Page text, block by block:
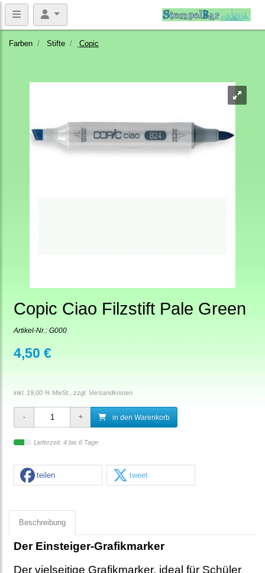
Farben Stifte Copic
Copic Ciao Filzstift Pale Green
Artikel-Nr.: G000
4,50 €
inkl. 19,00 % MwSt., zzgl. Versandkosten
in den Warenkorb
Lieferzeit: 4 bis 6 Tage
teilen tweet
Beschreibung
Der Einsteiger-Grafikmarker
Der vielseitige Grafikmarker, ideal für Schüler